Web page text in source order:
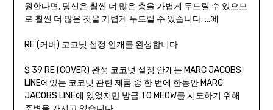
원한다면, 당신은 훨씬 더 많은 층을 가볍게 두드릴 수 있으므
로 훨씬 더 많은 것을 가볍게 두드릴 수 있습니다. …에
RE (커버) 코코넛 설정 안개를 완성합니다
$ 39 RE (COVER) 완성 코코넛 설정 안개는 MARC JACOBS
LINE에있는 코코넛 관련 제품 중 한 번에 한동안 MARC
JACOBS LINE에 있었지만 방금 TO MEOW를 시도하기 위해